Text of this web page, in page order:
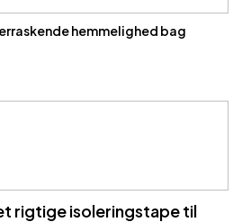
hemmelighed bag
rigtige isoleringstape til